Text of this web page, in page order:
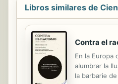
Libros similares de
Contra el
En la Europa
alumbrar la
la barbarie